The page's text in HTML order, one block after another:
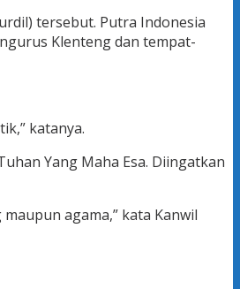
tersebut. Putra Indonesia
Klenteng dan tempat-
katanya.
Yang Maha Esa. Diingatkan
agama,” kata Kanwil